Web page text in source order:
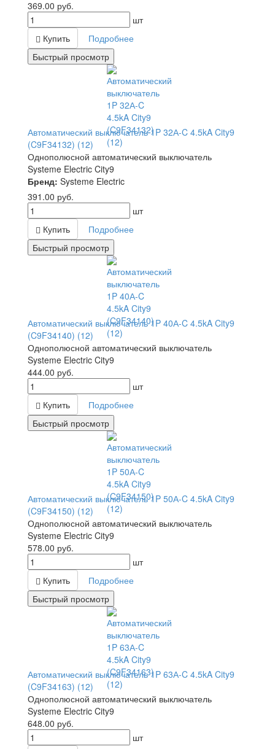
369.00 руб.
шт
Купить
Подробнее
Быстрый просмотр
Автоматический выключатель 1P 32А-C 4.5kA City9
(C9F34132) (12)
Однополюсной автоматический выключатель
Systeme Electric City9
Бренд: Systeme Electric
391.00 руб.
шт
Купить
Подробнее
Быстрый просмотр
Автоматический выключатель 1P 40А-C 4.5kA City9
(C9F34140) (12)
Однополюсной автоматический выключатель
Systeme Electric City9
444.00 руб.
шт
Купить
Подробнее
Быстрый просмотр
Автоматический выключатель 1P 50А-C 4.5kA City9
(C9F34150) (12)
Однополюсной автоматический выключатель
Systeme Electric City9
578.00 руб.
шт
Купить
Подробнее
Быстрый просмотр
Автоматический выключатель 1P 63А-C 4.5kA City9
(C9F34163) (12)
Однополюсной автоматический выключатель
Systeme Electric City9
648.00 руб.
шт